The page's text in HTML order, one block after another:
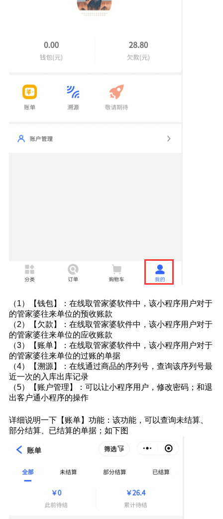
（1）【钱包】：在线取管家婆软件中，该小程序用户对于
的管家婆往来单位的预收账款
（2）【欠款】：在线取管家婆软件中，该小程序用户对于
的管家婆往来单位的应收账款
（3）【账单】：在线取管家婆软件中，该小程序用户对于
的管家婆往来单位的过账的单据
（4）【溯源】：在线通过商品的序列号，查询该序列号最
近一次的入库出库记录
（5）【账户管理】：可以让小程序用户，修改密码；和退
出客户通小程序的操作
详细说明一下【账单】功能：该功能，可以查询未结算、
部分结算、已结算的单据；如下图